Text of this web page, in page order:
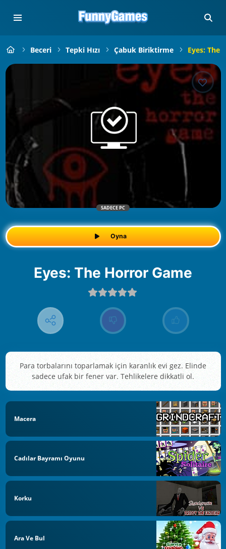
Beceri Tepki Hızı Çabuk Biriktirme Eyes: The
SADECE PC
Oyna
Eyes: The Horror Game
Para torbalarını toparlamak için karanlık evi gez. Elinde
sadece ufak bir fener var. Tehlikelere dikkatli ol.
Macera
Cadılar Bayramı Oyunu
Korku
Ara Ve Bul